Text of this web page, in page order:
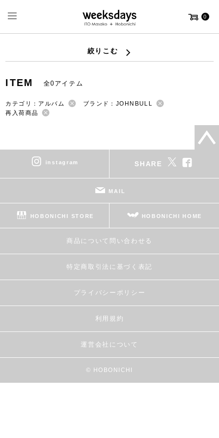
0
絞りこむ
ITEM 全0アイテム
カテゴリ：アルバム
ブランド：JOHNBULL
再入荷商品
instagram SHARE
MAIL
HOBONICHI STORE HOBONICHI HOME
商品について問い合わせる
特定商取引法に基づく表記
プライバシーポリシー
利用規約
運営会社について
© HOBONICHI